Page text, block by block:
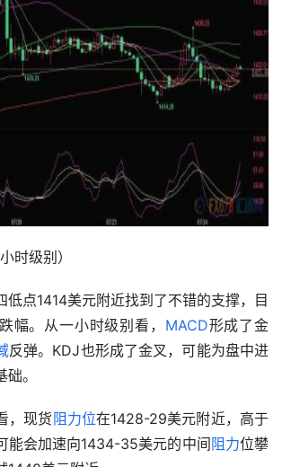
时级别）
点1414美元附近找到了不错的支撑，目
幅。从一小时级别看， MACD形成了金
反弹。KDJ也形成了金叉，可能为盘中进
础。
现货阻力位在1428-29美元附近，高于
能会加速向1434-35美元的中间阻力位攀